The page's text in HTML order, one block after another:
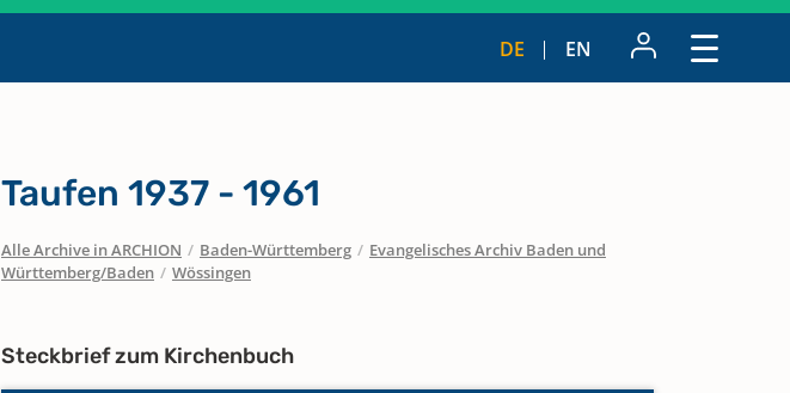
DE EN
Taufen 1937 - 1961
Alle Archive in ARCHION / Baden-Württemberg / Evangelisches Archiv Baden und
Württemberg/Baden / Wössingen
Steckbrief zum Kirchenbuch